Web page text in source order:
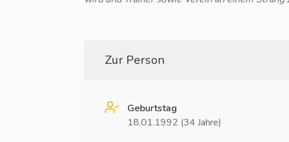
Zur Person
Geburtstag
18.01.1992 (34 Jahre)